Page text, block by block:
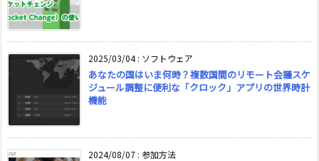
2025/03/04: ソフトウェア
あなたの国はいま何時？複数国間のリモート会議スケ
ジュール調整に便利な「クロック」アプリの世界時計
機能
2024/08/07 : 参加方法